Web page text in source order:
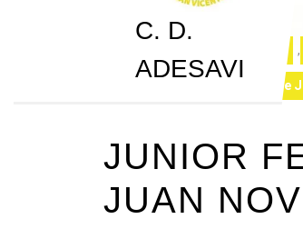
C. D.
ADESAVI
,
Junior Femenino 49-48 Jorge
JUNIOR
JUAN